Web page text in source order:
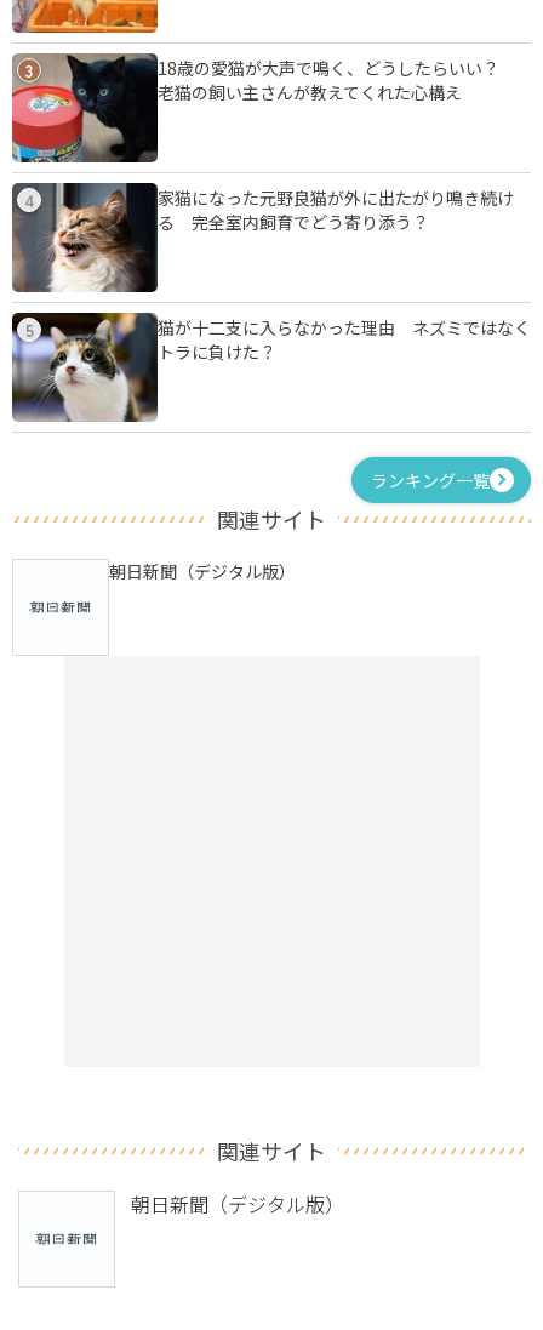
3
18歳の愛猫が大声で鳴く、どうしたらいい？
老猫の飼い主さんが教えてくれた心構え
4
家猫になった元野良猫が外に出たがり鳴き続け
る 完全室内飼育でどう寄り添う？
5
猫が十二支に入らなかった理由 ネズミではなく
トラに負けた？
ランキング一覧
関連サイト
朝日新聞（デジタル版）
関連サイト
朝日新聞（デジタル版）